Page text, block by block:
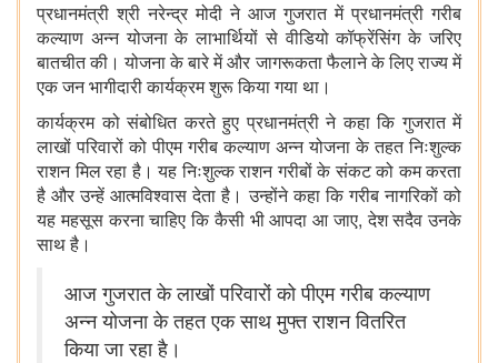
प्रधानमंत्री श्री नरेन्द्र मोदी ने आज गुजरात में प्रधानमंत्री गरीब
कल्याण अन्न योजना के लाभार्थियों से वीडियो कॉफ्रेंसिंग के जरिए
बातचीत की। योजना के बारे में और जागरूकता फैलाने के लिए राज्य में
एक जन भागीदारी कार्यक्रम शुरू किया गया था।
कार्यक्रम को संबोधित करते हुए प्रधानमंत्री ने कहा कि गुजरात में
लाखों परिवारों को पीएम गरीब कल्याण अन्न योजना के तहत निःशुल्क
राशन मिल रहा है। यह निःशुल्क राशन गरीबों के संकट को कम करता
है और उन्हें आत्मविश्वास देता है। उन्होंने कहा कि गरीब नागरिकों को
यह महसूस करना चाहिए कि कैसी भी आपदा आ जाए,देश सदैव उनके
साथ है।
आज गुजरात के लाखों परिवारों को पीएम गरीब कल्याण
अन्न योजना के तहत एक साथ मुफ्त राशन वितरित
किया जा रहा है।